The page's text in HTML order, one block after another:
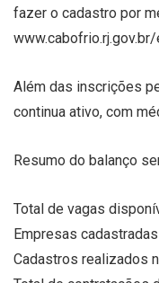
fazer o cadastro por
Além das inscrições
continua ativo, com
Resumo do balanço
Total de vagas
Empresas
Cadastros realizados